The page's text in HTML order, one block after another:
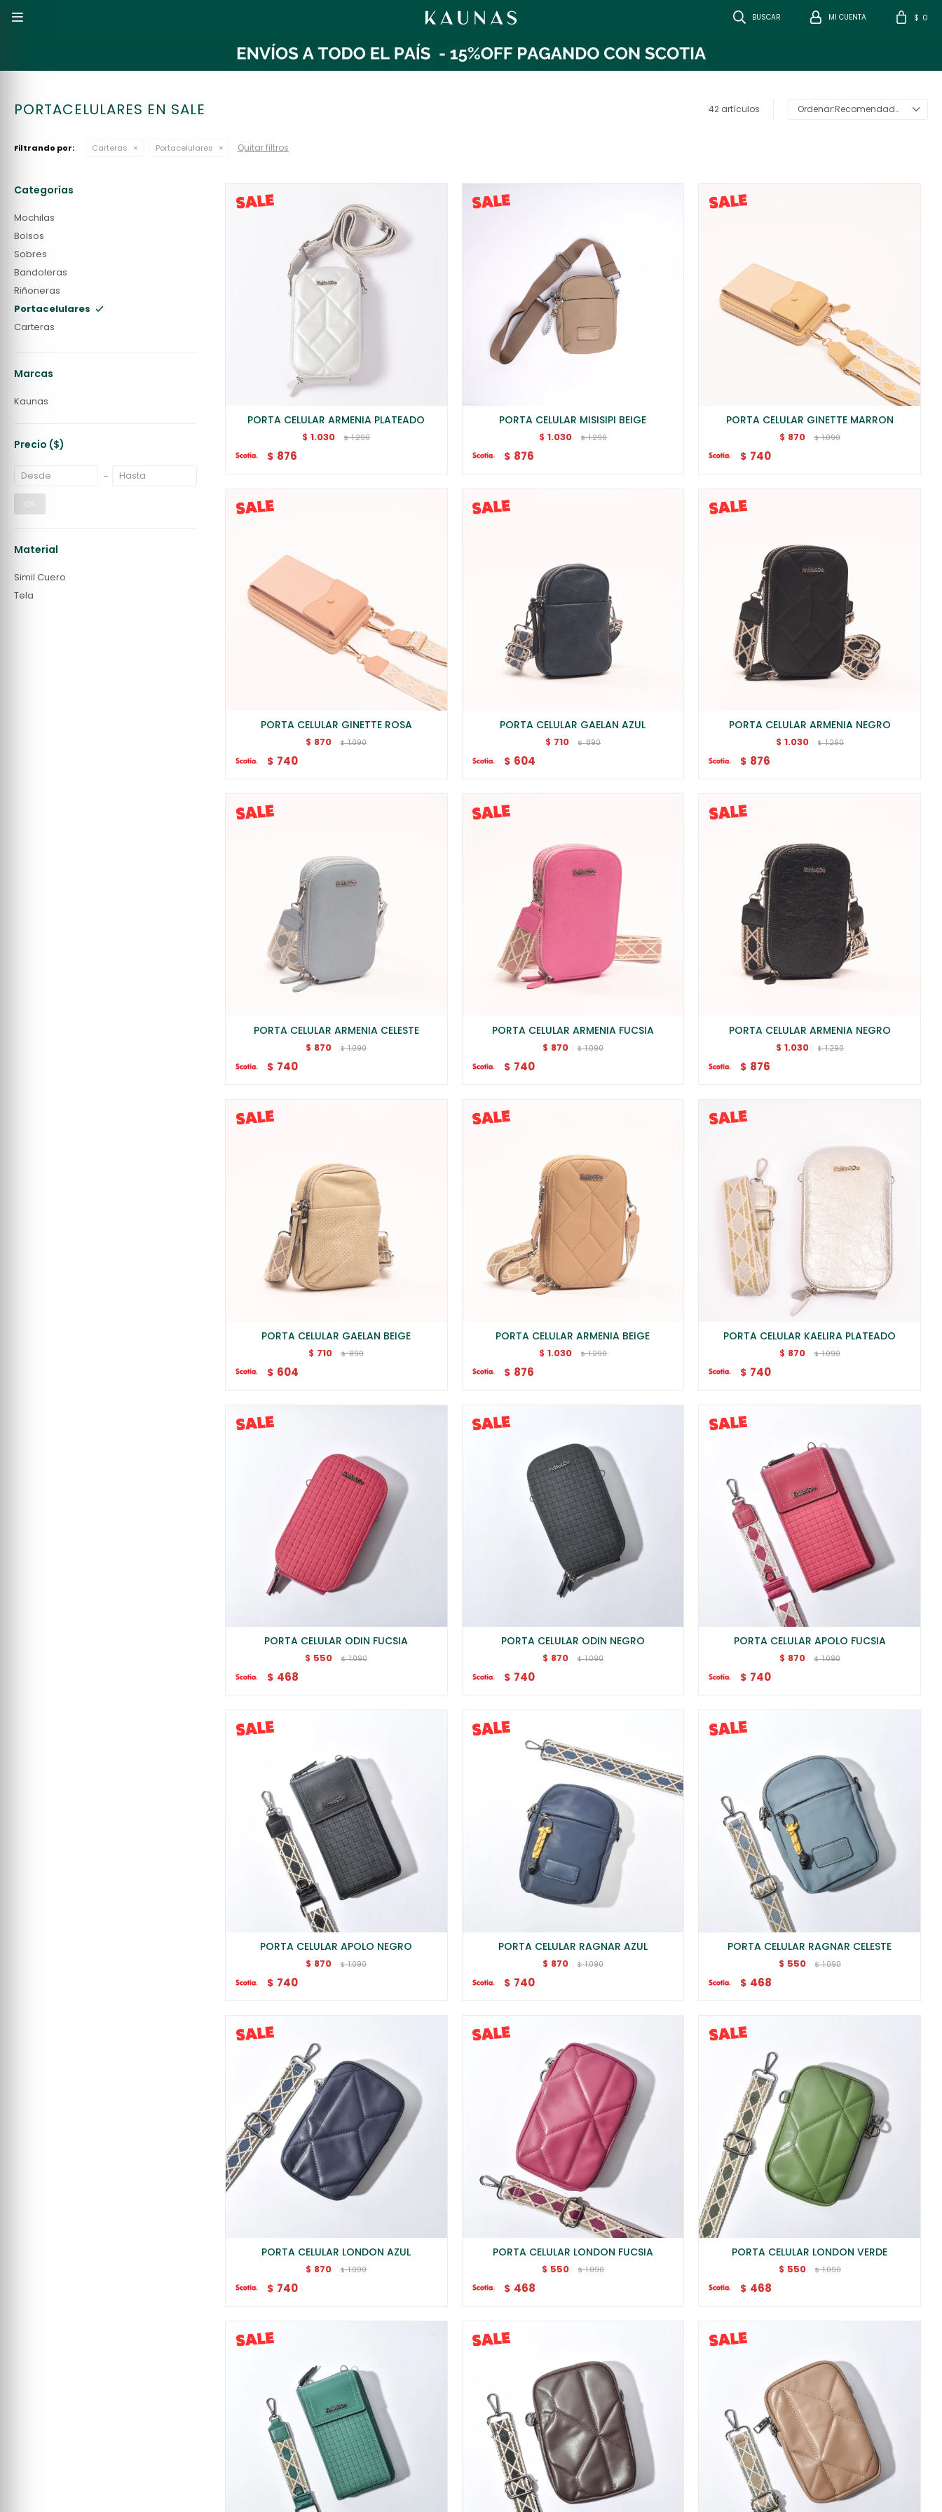
$ 0

PORTACELULARES EN SALE 42 artículos Recomendados
Filtrando por: Carteras Portacelulares Quitar filtros
PORTA CELULAR ARMENIA PLATEADO
$ 1.030 $ 1.290
$ 876
PORTA CELULAR MISISIPI BEIGE
$ 1.030 $ 1.290
$ 876
PORTA CELULAR GINETTE MARRON
$ 870 $ 1.090
$ 740
PORTA CELULAR GINETTE ROSA
$ 870 $ 1.090
$ 740
PORTA CELULAR GAELAN AZUL
$ 710 $ 890
$ 604
PORTA CELULAR ARMENIA NEGRO
$ 1.030 $ 1.290
$ 876
PORTA CELULAR ARMENIA CELESTE
$ 870 $ 1.090
$ 740
PORTA CELULAR ARMENIA FUCSIA
$ 870 $ 1.090
$ 740
PORTA CELULAR ARMENIA NEGRO
$ 1.030 $ 1.290
$ 876
PORTA CELULAR GAELAN BEIGE
$ 710 $ 890
$ 604
PORTA CELULAR ARMENIA BEIGE
$ 1.030 $ 1.290
$ 876
PORTA CELULAR KAELIRA PLATEADO
$ 870 $ 1.090
$ 740
PORTA CELULAR ODIN FUCSIA
$ 550 $ 1.090
$ 468
PORTA CELULAR ODIN NEGRO
$ 870 $ 1.090
$ 740
PORTA CELULAR APOLO FUCSIA
$ 870 $ 1.090
$ 740
PORTA CELULAR APOLO NEGRO
$ 870 $ 1.090
$ 740
PORTA CELULAR RAGNAR AZUL
$ 870 $ 1.090
$ 740
PORTA CELULAR RAGNAR CELESTE
$ 550 $ 1.090
$ 468
PORTA CELULAR LONDON AZUL
$ 870 $ 1.090
$ 740
PORTA CELULAR LONDON FUCSIA
$ 550 $ 1.090
$ 468
PORTA CELULAR LONDON VERDE
$ 550 $ 1.090
$ 468
Categorías
Mochilas
Bolsos
Sobres
Bandoleras
Riñoneras
Portacelulares
Carteras
Marcas
Kaunas
Precio ($)
OK
Material
Simil Cuero
Tela